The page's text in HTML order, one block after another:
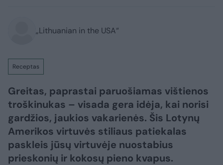
„Lithuanian in the USA“
Receptas
Greitas, paprastai paruošiamas vištienos
troškinukas – visada gera idėja, kai norisi
gardžios, jaukios vakarienės. Šis Lotynų
Amerikos virtuvės stiliaus patiekalas
paskleis jūsų virtuvėje nuostabius
prieskonių ir kokosų pieno kvapus.